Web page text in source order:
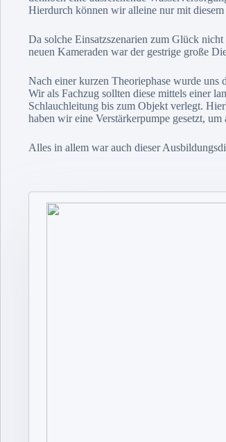
Hierdurch können wir alleine nur mit
Da solche Einsatzszenarien zum Glück
neuen Kameraden war der gestrige große
Nach einer kurzen Theoriephase wurde uns
Wir als Fachzug sollten diese mittels einer
Schlauchleitung bis zum Objekt verlegt.
haben wir eine Verstärkerpumpe gesetzt,
Alles in allem war auch dieser